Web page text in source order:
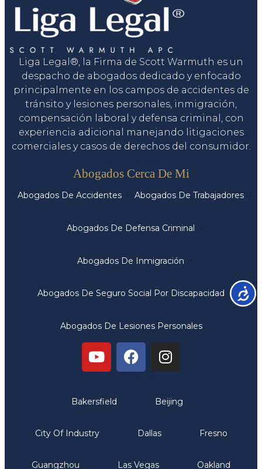
Liga Legal®, la Firma de Scott Warmuth es un
despacho de abogados dedicado y enfocado
principalmente en los campos de accidentes de
tránsito y lesiones personales, inmigración,
compensación laboral y defensa criminal, con
experiencia adicional manejando litigaciones
comerciales y casos de derechos del consumidor.
Abogados Cerca De Mi
Abogados De Accidentes Abogados De Trabajadores
Abogados De Defensa Criminal
Abogados De Inmigración
Abogados De Seguro Social Por Discapacidad
Abogados De Lesiones Personales
Bakersfield Beijing
City Of Industry Dallas Fresno
Guangzhou Las Vegas Oakland